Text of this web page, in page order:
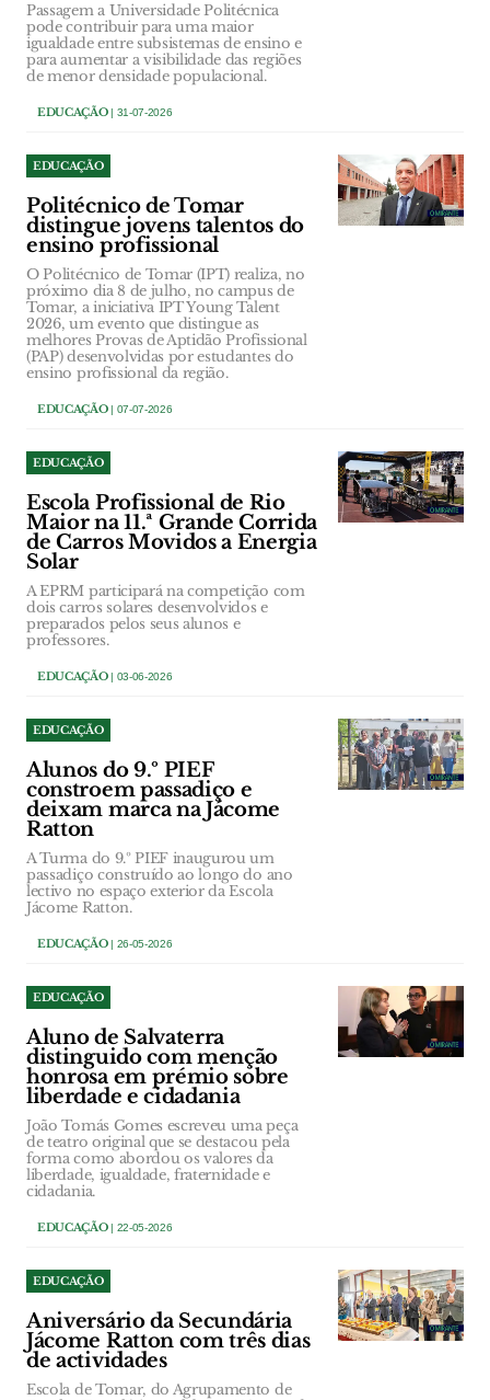
Passagem a Universidade Politécnica
pode contribuir para uma maior
igualdade entre subsistemas de ensino e
para aumentar a visibilidade das regiões
de menor densidade populacional.
EDUCAÇÃO| 31-07-2026
EDUCAÇÃO
Politécnico de Tomar
distingue jovens talentos do
ensino profissional
O Politécnico de Tomar (IPT) realiza, no
próximo dia 8 de julho, no campus de
Tomar, a iniciativa IPT Young Talent
2026, um evento que distingue as
melhores Provas de Aptidão Profissional
(PAP) desenvolvidas por estudantes do
ensino profissional da região.
EDUCAÇÃO| 07-07-2026
EDUCAÇÃO
Escola Profissional de Rio
Maior na 11.ª Grande Corrida
de Carros Movidos a Energia
Solar
A EPRM participará na competição com
dois carros solares desenvolvidos e
preparados pelos seus alunos e
professores.
EDUCAÇÃO| 03-06-2026
EDUCAÇÃO
Alunos do 9.º PIEF
constroem passadiço e
deixam marca na Jácome
Ratton
A Turma do 9.º PIEF inaugurou um
passadiço construído ao longo do ano
lectivo no espaço exterior da Escola
Jácome Ratton.
EDUCAÇÃO| 26-05-2026
EDUCAÇÃO
Aluno de Salvaterra
distinguido com menção
honrosa em prémio sobre
liberdade e cidadania
João Tomás Gomes escreveu uma peça
de teatro original que se destacou pela
forma como abordou os valores da
liberdade, igualdade, fraternidade e
cidadania.
EDUCAÇÃO| 22-05-2026
EDUCAÇÃO
Aniversário da Secundária
Jácome Ratton com três dias
de actividades
Escola de Tomar, do Agrupamento de